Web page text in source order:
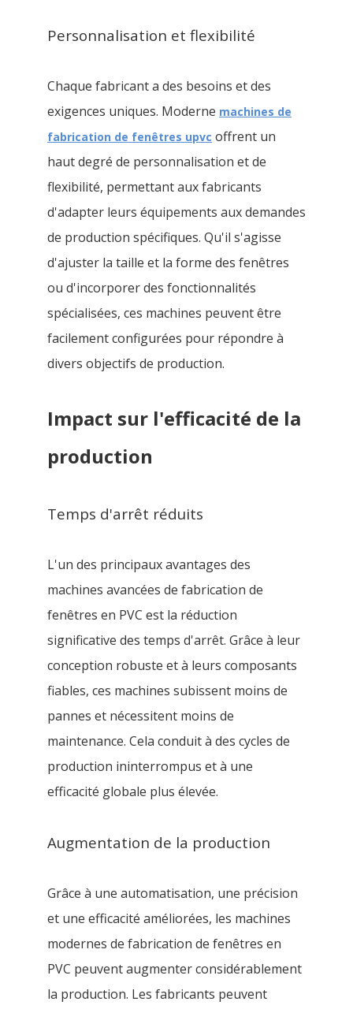
Personnalisation et flexibilité
Chaque fabricant a des besoins et des
exigences uniques. Moderne machines de
fabrication de fenêtres upvc offrent un
haut degré de personnalisation et de
flexibilité, permettant aux fabricants
d'adapter leurs équipements aux demandes
de production spécifiques. Qu'il s'agisse
d'ajuster la taille et la forme des fenêtres
ou d'incorporer des fonctionnalités
spécialisées, ces machines peuvent être
facilement configurées pour répondre à
divers objectifs de production.
Impact sur l'efficacité de la
production
Temps d'arrêt réduits
L'un des principaux avantages des
machines avancées de fabrication de
fenêtres en PVC est la réduction
significative des temps d'arrêt. Grâce à leur
conception robuste et à leurs composants
fiables, ces machines subissent moins de
pannes et nécessitent moins de
maintenance. Cela conduit à des cycles de
production ininterrompus et à une
efficacité globale plus élevée.
Augmentation de la production
Grâce à une automatisation, une précision
et une efficacité améliorées, les machines
modernes de fabrication de fenêtres en
PVC peuvent augmenter considérablement
la production. Les fabricants peuvent